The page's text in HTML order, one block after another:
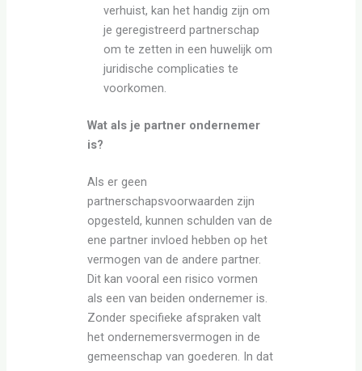
verhuist, kan het handig zijn om
je geregistreerd partnerschap
om te zetten in een huwelijk om
juridische complicaties te
voorkomen.
Wat als je partner ondernemer
is?
Als er geen
partnerschapsvoorwaarden zijn
opgesteld, kunnen schulden van de
ene partner invloed hebben op het
vermogen van de andere partner.
Dit kan vooral een risico vormen
als een van beiden ondernemer is.
Zonder specifieke afspraken valt
het ondernemersvermogen in de
gemeenschap van goederen. In dat